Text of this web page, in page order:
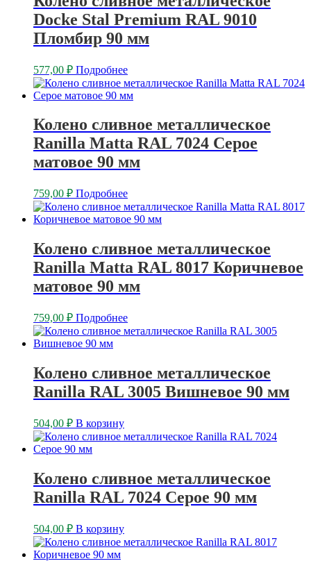
Docke Stal Premium RAL 9010
Пломбир 90 мм
577,00 ₽ Подробнее
Колено сливное металлическое
Ranilla Matta RAL 7024 Серое
матовое 90 мм
759,00 ₽ Подробнее
Колено сливное металлическое
Ranilla Matta RAL 8017 Коричневое
матовое 90 мм
759,00 ₽ Подробнее
Колено сливное металлическое
Ranilla RAL 3005 Вишневое 90 мм
504,00 ₽ В корзину
Колено сливное металлическое
Ranilla RAL 7024 Серое 90 мм
504,00 ₽ В корзину